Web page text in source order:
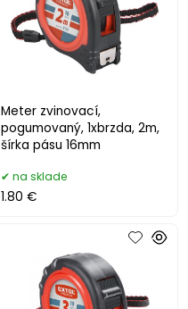
Meter zvinovací,
pogumovaný, 1xbrzda, 2m,
šírka pásu 16mm
na sklade
1.80 €